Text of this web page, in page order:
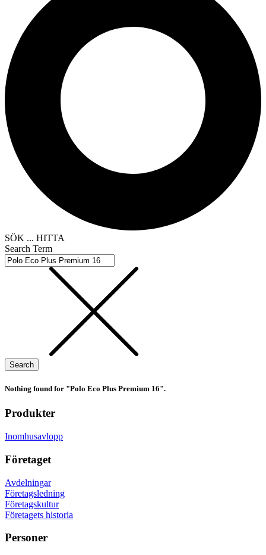
SÖK ... HITTA
Search Term
Nothing found for "Polo Eco Plus Premium 16".
Produkter
Inomhusavlopp
Företaget
Avdelningar
Företagsledning
Företagskultur
Företagets historia
Personer